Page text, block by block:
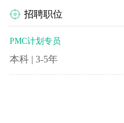
招聘职位
PMC计划专员
本科 | 3-5年